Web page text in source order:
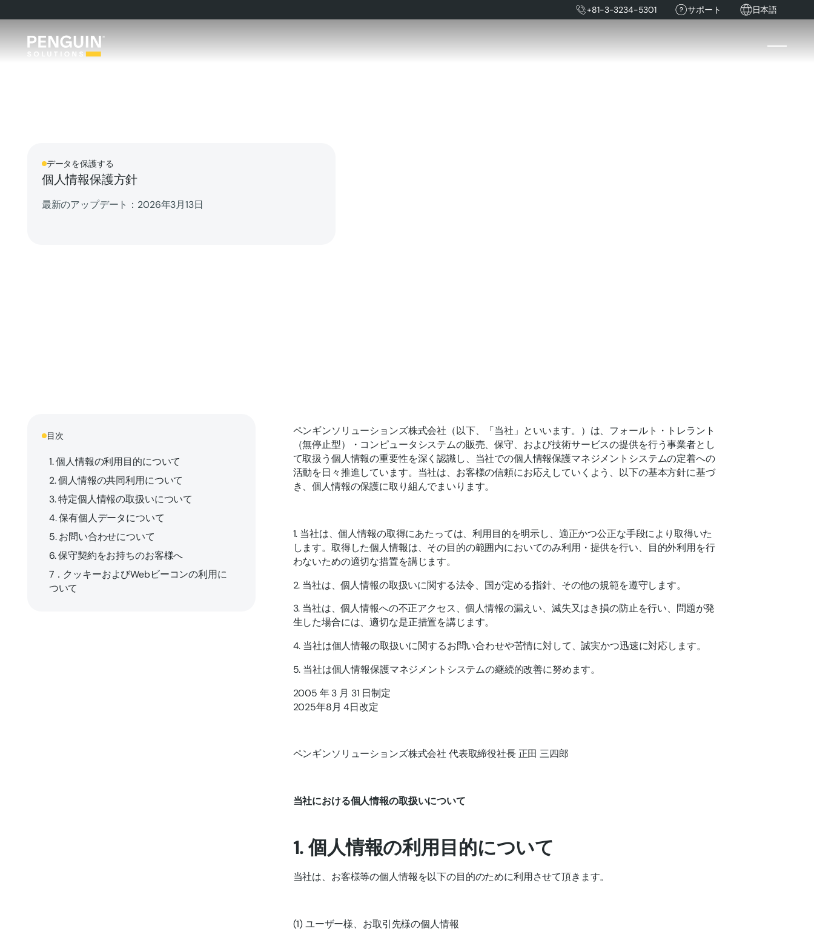
+81-3-3234-5301 サポート 日本語
データを保護する
個人情報保護方針
最新のアップデート：2026年3月13日
目次
1. 個人情報の利用目的について
2. 個人情報の共同利用について
3. 特定個人情報の取扱いについて
4. 保有個人データについて
5. お問い合わせについて
6. 保守契約をお持ちのお客様へ
7．クッキーおよびWebビーコンの利用に
ついて
ペンギンソリューションズ株式会社（以下、「当社」といいます。）は、フォールト・トレラント
（無停止型）・コンピュータシステムの販売、保守、および技術サービスの提供を行う事業者とし
て取扱う個人情報の重要性を深く認識し、当社での個人情報保護マネジメントシステムの定着への
活動を日々推進しています。当社は、お客様の信頼にお応えしていくよう、以下の基本方針に基づ
き、個人情報の保護に取り組んでまいります。
1. 当社は、個人情報の取得にあたっては、利用目的を明示し、適正かつ公正な手段により取得いた
します。取得した個人情報は、その目的の範囲内においてのみ利用・提供を行い、目的外利用を行
わないための適切な措置を講じます。
2. 当社は、個人情報の取扱いに関する法令、国が定める指針、その他の規範を遵守します。
3. 当社は、個人情報への不正アクセス、個人情報の漏えい、滅失又はき損の防止を行い、問題が発
生した場合には、適切な是正措置を講じます。
4. 当社は個人情報の取扱いに関するお問い合わせや苦情に対して、誠実かつ迅速に対応します。
5. 当社は個人情報保護マネジメントシステムの継続的改善に努めます。
2005 年 3 月 31 日制定
2025年8月 4日改定
ペンギンソリューションズ株式会社 代表取締役社長 正田 三四郎
当社における個人情報の取扱いについて
1. 個人情報の利用目的について
当社は、お客様等の個人情報を以下の目的のために利用させて頂きます。
(1) ユーザー様、お取引先様の個人情報